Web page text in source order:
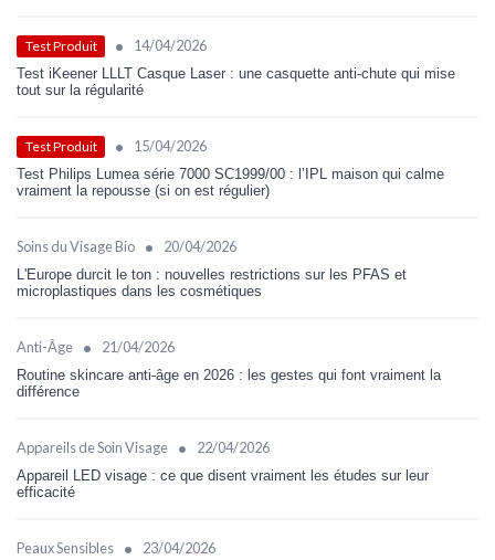
Test Produit • 14/04/2026
Test iKeener LLLT Casque Laser : une casquette anti-chute qui mise
tout sur la régularité
Test Produit • 15/04/2026
Test Philips Lumea série 7000 SC1999/00 : l’IPL maison qui calme
vraiment la repousse (si on est régulier)
Soins du Visage Bio • 20/04/2026
L'Europe durcit le ton : nouvelles restrictions sur les PFAS et
microplastiques dans les cosmétiques
Anti-Âge • 21/04/2026
Routine skincare anti-âge en 2026 : les gestes qui font vraiment la
différence
Appareils de Soin Visage • 22/04/2026
Appareil LED visage : ce que disent vraiment les études sur leur
efficacité
Peaux Sensibles • 23/04/2026